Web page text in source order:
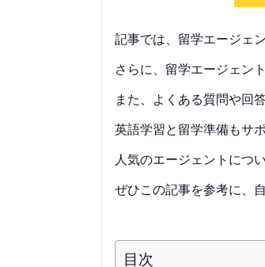
記事では、留学エージェ
さらに、留学エージェン
また、よくある質問や回
英語学習と留学準備もサ
人気のエージェントにつ
ぜひこの記事を参考に、
目次